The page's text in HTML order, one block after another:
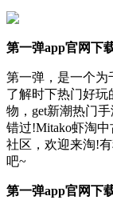
第一弹app官网下
第一弹，是一个为
了解时下热门好玩
物，get新潮热门
错过!Mitako虾淘
社区，欢迎来淘!
吧~
第一弹app官网下